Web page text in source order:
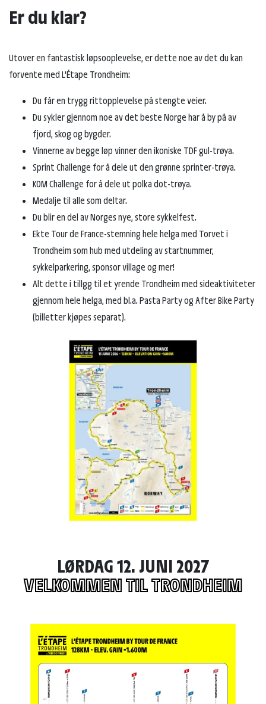
Er du klar?
Utover en fantastisk løpsooplevelse, er dette noe av det du kan
forvente med L'Étape Trondheim:
Du får en trygg rittopplevelse på stengte veier.
Du sykler gjennom noe av det beste Norge har å by på av
fjord, skog og bygder.
Vinnerne av begge løp vinner den ikoniske TDF gul-trøya.
Sprint Challenge for å dele ut den grønne sprinter-trøya.
KOM Challenge for å dele ut polka dot-trøya.
Medalje til alle som deltar.
Du blir en del av Norges nye, store sykkelfest.
Ekte Tour de France-stemning hele helga med Torvet i
Trondheim som hub med utdeling av startnummer,
sykkelparkering, sponsor village og mer!
Alt dette i tillgg til et yrende Trondheim med sideaktiviteter
gjennom hele helga, med bl.a. Pasta Party og After Bike Party
(billetter kjøpes separat).
LØRDAG 12. JUNI 2027
VELKOMMEN TIL TRONDHEIM